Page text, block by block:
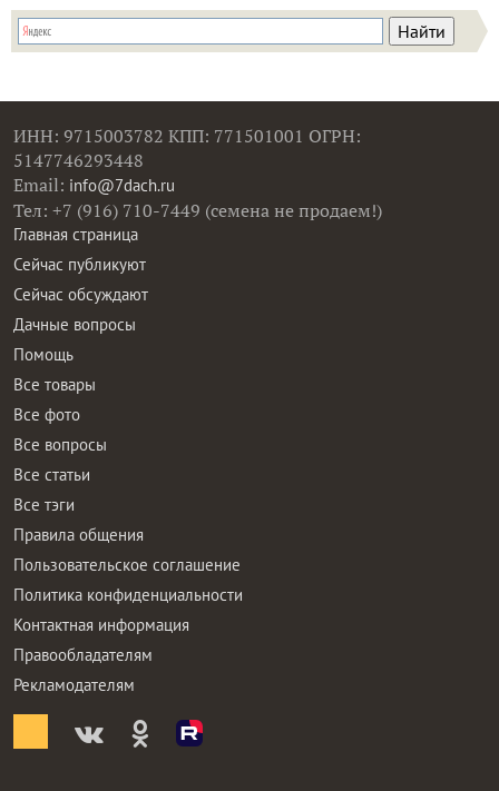
ИНН: 9715003782 КПП: 771501001 ОГРН:
5147746293448
Email: info@7dach.ru
Тел: +7 (916) 710-7449 (семена не продаем!)
Главная страница
Сейчас публикуют
Сейчас обсуждают
Дачные вопросы
Помощь
Все товары
Все фото
Все вопросы
Все статьи
Все тэги
Правила общения
Пользовательское соглашение
Политика конфиденциальности
Контактная информация
Правообладателям
Рекламодателям